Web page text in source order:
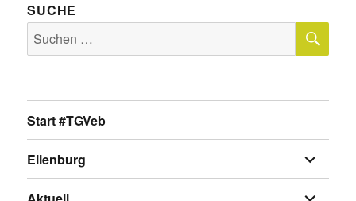
SUCHE
Suche
nach:
Start #TGVeb
Eilenburg
anzeigen